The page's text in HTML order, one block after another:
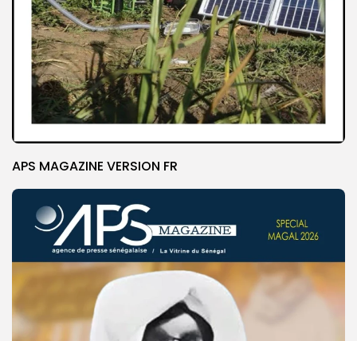
APS MAGAZINE VERSION FR